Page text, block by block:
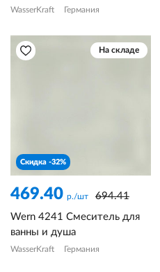
WasserKraft Германия
На складе
Скидка -32%
469.40 р./шт
694.41
Wern 4241 Смеситель для
ванны и душа
WasserKraft Германия